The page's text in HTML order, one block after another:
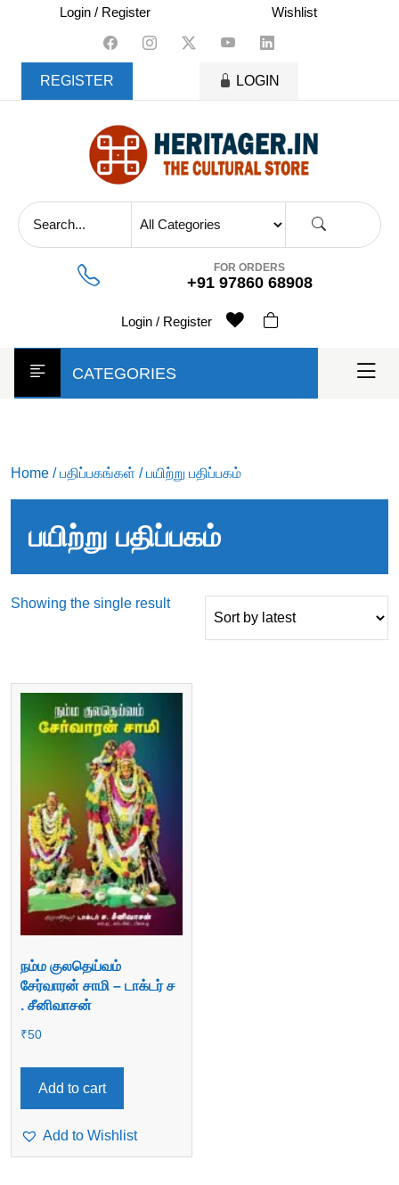
content
Login / Register Wishlist
REGISTER LOGIN
FOR ORDERS
+91 97860 68908
Login / Register
CATEGORIES
Home /பதிப்பகங்கள் / பயிற்று பதிப்பகம்
பயிற்று பதிப்பகம்
Showing the single result
நம்ம குலதெய்வம்
சேர்வாரன் சாமி – டாக்டர் ச
. சீனிவாசன்
₹50
Add to cart
Add to Wishlist